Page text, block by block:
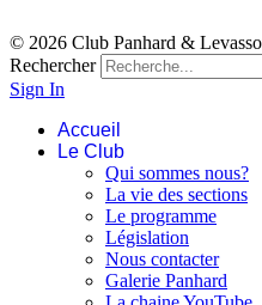
© 2026 Club Panhard &
Rechercher
Sign In
Accueil
Le Club
Qui sommes nous?
La vie des sections
Le programme
Législation
Nous contacter
Galerie Panhard